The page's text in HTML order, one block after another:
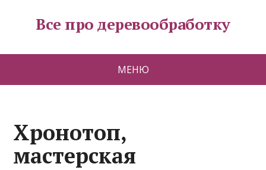
Все про деревообработку
МЕНЮ
Хронотоп,
мастерская